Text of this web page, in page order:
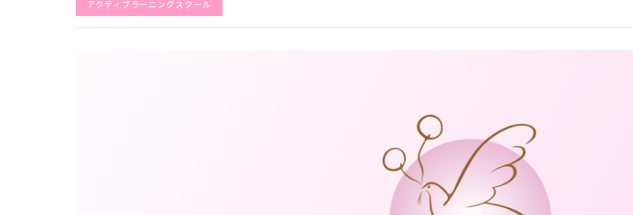
アクティブラーニングスクール